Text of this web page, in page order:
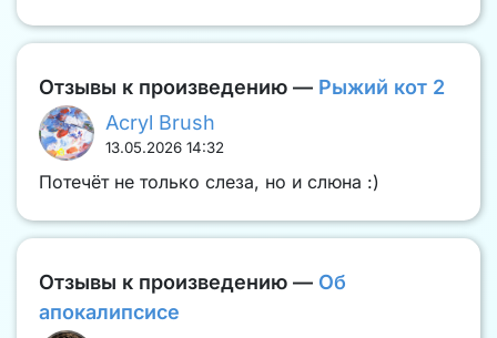
Отзывы к произведению — Рыжий кот 2
Acryl Brush
13.05.2026 14:32
Потечёт не только слеза, но и слюна :)
Отзывы к произведению — Об
апокалипсисе